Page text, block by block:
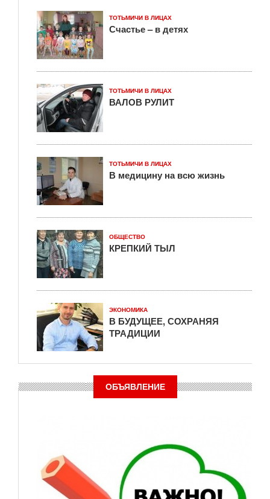
ТОТЬМИЧИ В ЛИЦАХ
Счастье – в детях
ТОТЬМИЧИ В ЛИЦАХ
ВАЛОВ РУЛИТ
ТОТЬМИЧИ В ЛИЦАХ
В медицину на всю жизнь
ОБЩЕСТВО
КРЕПКИЙ ТЫЛ
ЭКОНОМИКА
В БУДУЩЕЕ, СОХРАНЯЯ
ТРАДИЦИИ
ОБЪЯВЛЕНИЕ